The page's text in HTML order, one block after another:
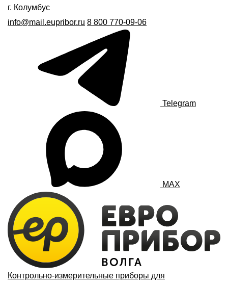
г. Колумбус
info@mail.eupribor.ru 8 800 770-09-06
Telegram
MAX
Контрольно-измерительные приборы для